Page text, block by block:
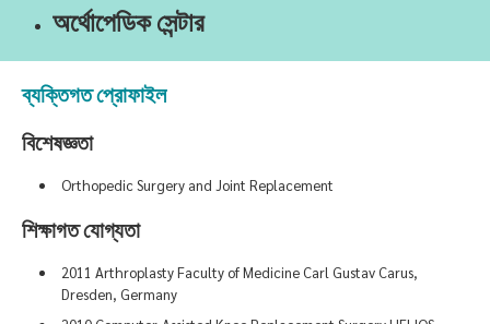
অর্থোপেডিক সেন্টার
ব্যক্তিগত প্রোফাইল
বিশেষজ্ঞতা
Orthopedic Surgery and Joint Replacement
শিক্ষাগত যোগ্যতা
2011 Arthroplasty Faculty of Medicine Carl Gustav Carus,
Dresden, Germany